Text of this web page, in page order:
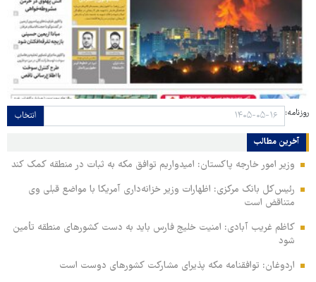
روزنامه: انتخاب
آخرین مطالب
وزیر امور خارجه پاکستان: امیدواریم توافق مکه به ثبات در منطقه کمک کند
رئیس‌کل بانک مرکزی: اظهارات وزیر خزانه‌داری آمریکا با مواضع قبلی وی
متناقض است
کاظم غریب آبادی: امنیت خلیج فارس باید به دست کشورهای منطقه تأمین
شود
اردوغان: توافقنامه مکه پذیرای مشارکت کشورهای دوست است